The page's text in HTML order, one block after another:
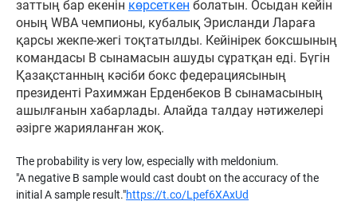
заттың бар екенін көрсеткен болатын. Осыдан кейін
оның WBA чемпионы, кубалық Эрисланди Лараға
қарсы жекпе-жегі тоқтатылды. Кейінірек боксшының
командасы В сынамасын ашуды сұратқан еді. Бүгін
Қазақстанның кәсіби бокс федерациясының
президенті Рахимжан Ерденбеков В сынамасының
ашылғанын хабарлады. Алайда талдау нәтижелері
әзірге жарияланған жоқ.
The probability is very low, especially with meldonium.
"A negative B sample would cast doubt on the accuracy of the
initial A sample result."https://t.co/Lpef6XAxUd